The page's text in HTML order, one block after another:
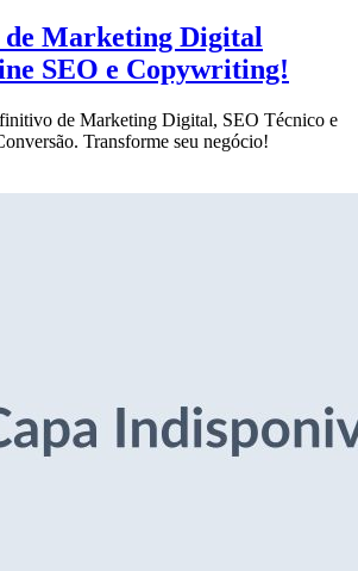
Marketing Digital
SEO e Copywriting!
de Marketing Digital, SEO Técnico e
Transforme seu negócio!